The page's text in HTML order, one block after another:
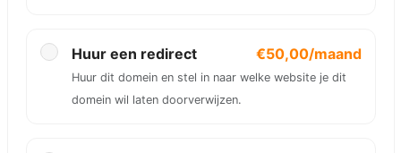
Huur een redirect €50,00/maand
Huur dit domein en stel in naar welke website je dit
domein wil laten doorverwijzen.